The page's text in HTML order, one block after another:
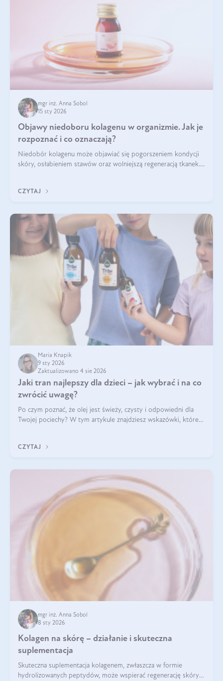
mgr inż. Anna Sobol
15 sty 2026
Objawy niedoboru kolagenu w organizmie. Jak je
rozpoznać i co oznaczają?
Niedobór kolagenu może objawiać się pogorszeniem kondycji
skóry, osłabieniem stawów oraz wolniejszą regeneracją tkanek.
osłabienie włosów.
CZYTAJ
Maria Knapik
9 sty 2026
Zaktualizowano 4 sie 2026
Jaki tran najlepszy dla dzieci – jak wybrać i na co
zwrócić uwagę?
Po czym poznać, że olej jest świeży, czysty i odpowiedni dla
Twojej pociechy? W tym artykule znajdziesz wskazówki, które
CZYTAJ
mgr inż. Anna Sobol
8 sty 2026
Kolagen na skórę – działanie i skuteczna
suplementacja
Skuteczna suplementacja kolagenem, zwłaszcza w formie
hydrolizowanych peptydów, może wspierać regenerację skóry i